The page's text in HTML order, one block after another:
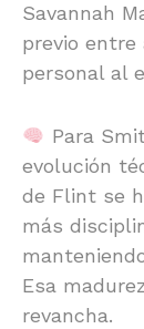
Savannah
previo
personal al
Para
evolución
de Flint se
más
Esa
revancha.